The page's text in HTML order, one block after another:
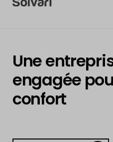
Une
engagée
confort